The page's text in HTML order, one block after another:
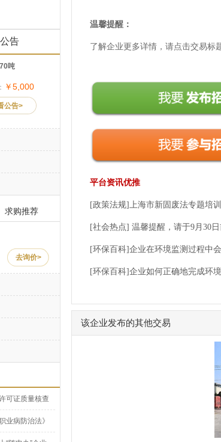
温馨提醒：
了解企业更多详情，请点击交易标
平台资讯优推
[政策法规]上海市新固废法专题培
[社会热点] 温馨提醒，请于9月30
[环保百科]企业在环境监测过程中
[环保百科]企业如何正确地完成环
该企业发布的其他交易
告
吨
￥5,000
公告>
求购推荐
去询价>
可证质量核查
业病防治法》